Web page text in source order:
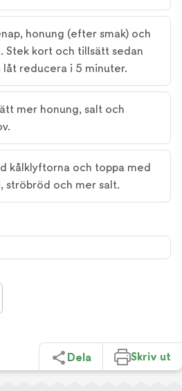
honung (efter smak) och
Stek kort och tillsätt sedan
låt reducera i 5 minuter.
mer honung, salt och
kålklyftorna och toppa med
ströbröd och mer salt.
Dela Skriv ut